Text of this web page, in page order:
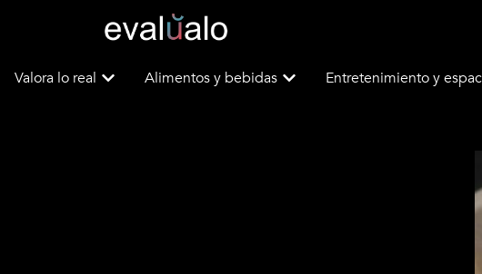
Valora lo real Alimentos y bebidas Entretenimiento y